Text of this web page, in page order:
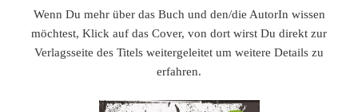
Wenn Du mehr über das Buch und den/die AutorIn wissen
möchtest, Klick auf das Cover, von dort wirst Du direkt zur
Verlagsseite des Titels weitergeleitet um weitere Details zu
erfahren.